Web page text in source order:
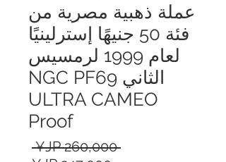
عملة ذهبية مصرية من
فئة 50 جنيهًا إسترلينيًا
لعام 1999 لرمسيس
الثاني NGC PF69
ULTRA CAMEO
Proof
‏260,000 JP¥
سعر